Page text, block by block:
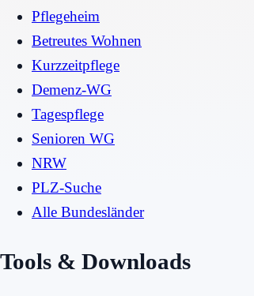
Pflegeheim
Betreutes Wohnen
Kurzzeitpflege
Demenz-WG
Tagespflege
Senioren WG
NRW
PLZ-Suche
Alle Bundesländer
Tools & Downloads